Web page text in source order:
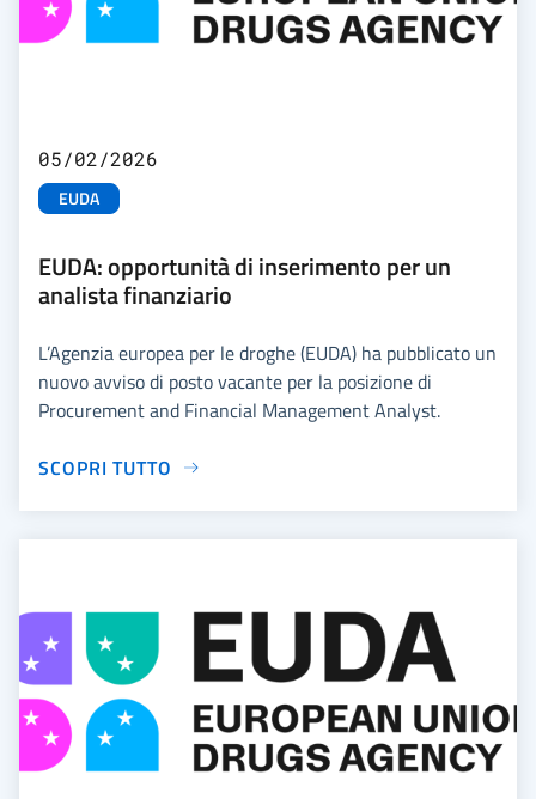
EUDA
05/02/2026
EUDA: opportunità di inserimento per un
analista finanziario
L’Agenzia europea per le droghe (EUDA) ha pubblicato un
nuovo avviso di posto vacante per la posizione di
Procurement and Financial Management Analyst.
SCOPRI TUTTO